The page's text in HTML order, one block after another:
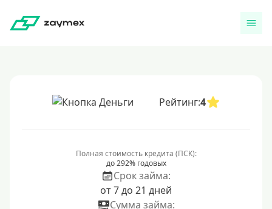
Рейтинг:4
Полная стоимость кредита (ПСК):
до 292% годовых
Срок займа:
от 7 до 21 дней
Сумма займа: